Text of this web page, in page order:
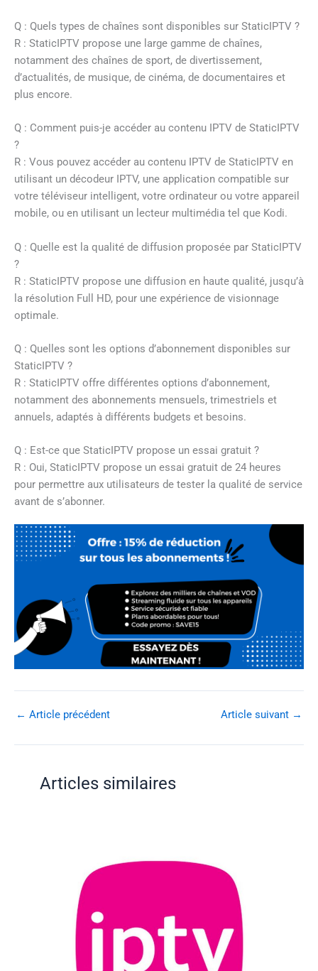
Q : Quels types de chaînes sont disponibles sur StaticIPTV ?
R : StaticIPTV propose une large gamme de chaînes,
notamment des chaînes de sport, de divertissement,
d’actualités, de musique, de cinéma, de documentaires et
plus encore.
Q : Comment puis-je accéder au contenu IPTV de StaticIPTV
?
R : Vous pouvez accéder au contenu IPTV de StaticIPTV en
utilisant un décodeur IPTV, une application compatible sur
votre téléviseur intelligent, votre ordinateur ou votre appareil
mobile, ou en utilisant un lecteur multimédia tel que Kodi.
Q : Quelle est la qualité de diffusion proposée par StaticIPTV
?
R : StaticIPTV propose une diffusion en haute qualité, jusqu’à
la résolution Full HD, pour une expérience de visionnage
optimale.
Q : Quelles sont les options d’abonnement disponibles sur
StaticIPTV ?
R : StaticIPTV offre différentes options d’abonnement,
notamment des abonnements mensuels, trimestriels et
annuels, adaptés à différents budgets et besoins.
Q : Est-ce que StaticIPTV propose un essai gratuit ?
R : Oui, StaticIPTV propose un essai gratuit de 24 heures
pour permettre aux utilisateurs de tester la qualité de service
avant de s’abonner.
← Article précédent Article suivant →
Articles similaires